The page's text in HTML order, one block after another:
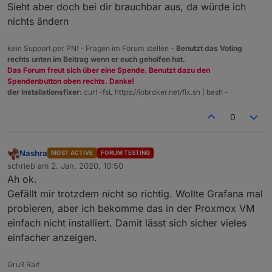
Sieht aber doch bei dir brauchbar aus, da würde ich
nichts ändern
kein Support per PN! - Fragen im Forum stellen - Benutzt das Voting
rechts unten im Beitrag wenn er euch geholfen hat.
Das Forum freut sich über eine Spende. Benutzt dazu den
Spendenbutton oben rechts. Danke!
der Installationsfixer: curl -fsL https://iobroker.net/fix.sh | bash -
0
Offline
Nashra MOST ACTIVE FORUM TESTING
schrieb am 2. Jan. 2020, 10:50
zuletzt editiert von
Ah ok.
Gefällt mir trotzdem nicht so richtig. Wollte Grafana mal
probieren, aber ich bekomme das in der Proxmox VM
einfach nicht installiert. Damit lässt sich sicher vieles
einfacher anzeigen.
Gruß Ralf